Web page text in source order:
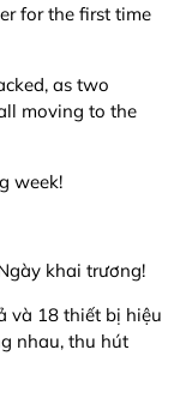
for the first time
as two
moving to the
week!
khai trương!
và 18 thiết bị hiệu
nhau, thu hút